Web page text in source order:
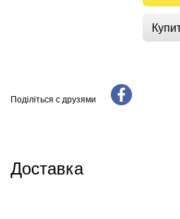
Поділіться с друзями
Доставка